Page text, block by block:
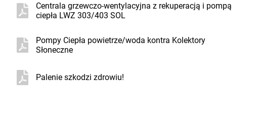
Centrala grzewczo-wentylacyjna z rekuperacją i pompą
ciepła LWZ 303/403 SOL
Pompy Ciepła powietrze/woda kontra Kolektory
Słoneczne
Palenie szkodzi zdrowiu!